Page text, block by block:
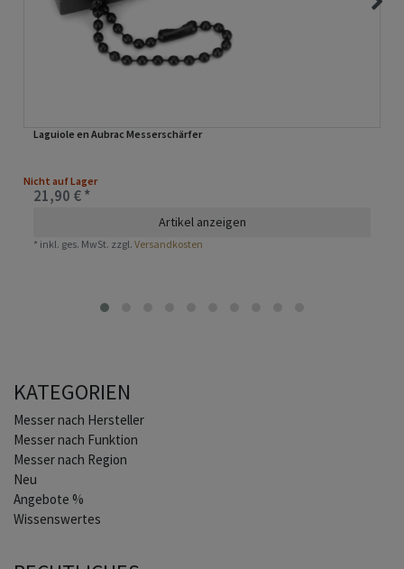
Laguiole en Aubrac Messerschärfer
Nicht auf Lager
21,90 € *
Artikel anzeigen
* inkl. ges. MwSt. zzgl.Versandkosten
KATEGORIEN
Home
Messer nach Hersteller
Messer nach Funktion
Messer nach Region
Neu
Angebote %
Wissenswertes